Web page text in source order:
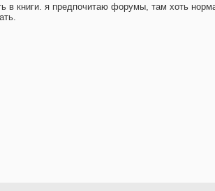
книги. я предпочитаю форумы, там хоть